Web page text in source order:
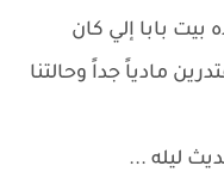
بابا إلي كان
مادياً جداً وحالتنا
ليله ...